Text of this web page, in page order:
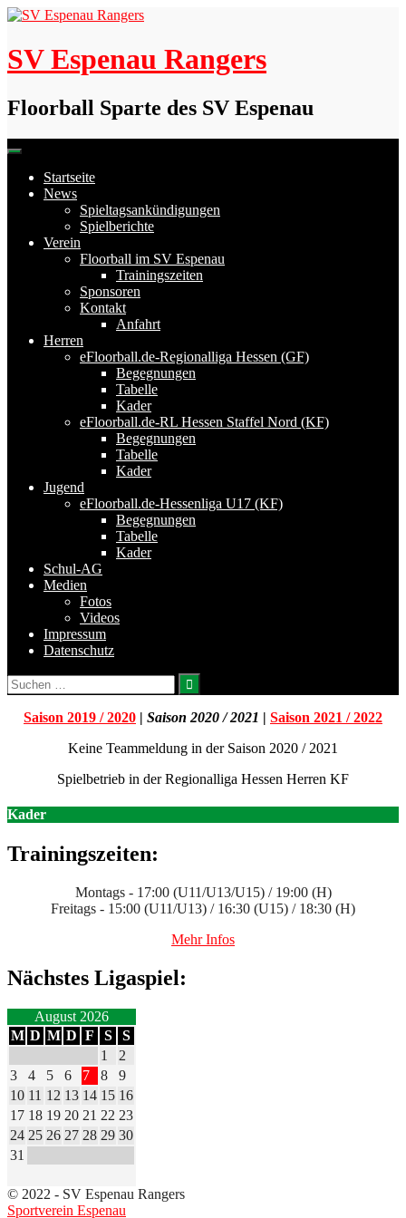
Skip
content
SV Espenau Rangers
Floorball Sparte des SV Espenau
Startseite
News
Spieltagsankündigungen
Spielberichte
Verein
Floorball im SV Espenau
Trainingszeiten
Sponsoren
Kontakt
Anfahrt
Herren
eFloorball.de-Regionalliga Hessen (GF)
Begegnungen
Tabelle
Kader
eFloorball.de-RL Hessen Staffel Nord (KF)
Begegnungen
Tabelle
Kader
Jugend
eFloorball.de-Hessenliga U17 (KF)
Begegnungen
Tabelle
Kader
Schul-AG
Medien
Fotos
Videos
Impressum
Datenschutz
Suchen
nach:
Saison 2019 / 2020 | Saison 2020 / 2021 | Saison 2021 / 2022
Keine Teammeldung in der Saison 2020 / 2021
Spielbetrieb in der Regionalliga Hessen Herren KF
Kader
Trainingszeiten:
Montags - 17:00 (U11/U13/U15) / 19:00 (H)
Freitags - 15:00 (U11/U13) / 16:30 (U15) / 18:30 (H)
Mehr Infos
Nächstes Ligaspiel:
August 2026
M D M D F S
S
1
2
3
4 5 6 7 8
9
10 11 12 13 14 15 16
17 18 19 20 21 22 23
24 25 26 27 28 29 30
31
© 2022 - SV Espenau Rangers
Sportverein Espenau